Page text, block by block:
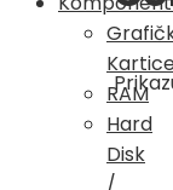
RAM
Hard
Disk
/